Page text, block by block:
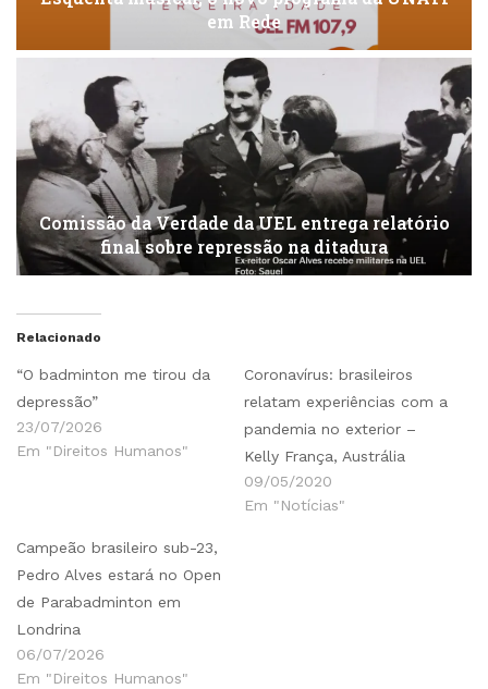
em Rede
Comissão da Verdade da UEL entrega relatório
final sobre repressão na ditadura
Relacionado
“O badminton me tirou da
depressão”
23/07/2026
Em "Direitos Humanos"
Coronavírus: brasileiros
relatam experiências com a
pandemia no exterior –
Kelly França, Austrália
09/05/2020
Em "Notícias"
Campeão brasileiro sub-23,
Pedro Alves estará no Open
de Parabadminton em
Londrina
06/07/2026
Em "Direitos Humanos"